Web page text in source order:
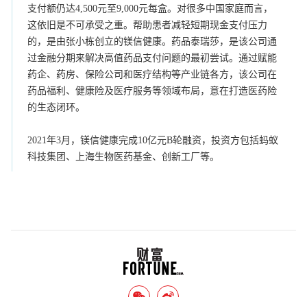
支付额仍达4,500元至9,000元每盒。对很多中国家庭而言，
这依旧是不可承受之重。帮助患者减轻短期现金支付压力
的，是由张小栋创立的镁信健康。药品泰瑞莎，是该公司通
过金融分期来解决高值药品支付问题的最初尝试。通过赋能
药企、药房、保险公司和医疗结构等产业链各方，该公司在
药品福利、健康险及医疗服务等领域布局，意在打造医药险
的生态闭环。
2021年3月，镁信健康完成10亿元B轮融资，投资方包括蚂蚁
科技集团、上海生物医药基金、创新工厂等。